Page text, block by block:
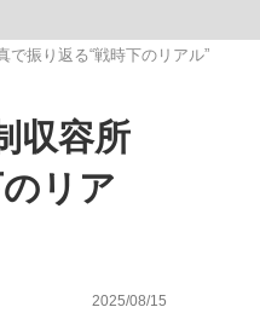
振り返る“戦時下のリアル”
収容所
リア
2025/08/15